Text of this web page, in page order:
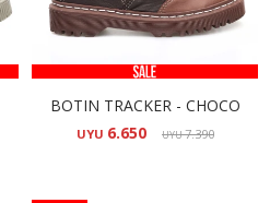
BOTIN TRACKER - CHOCO
UYU 6.650 UYU7.390